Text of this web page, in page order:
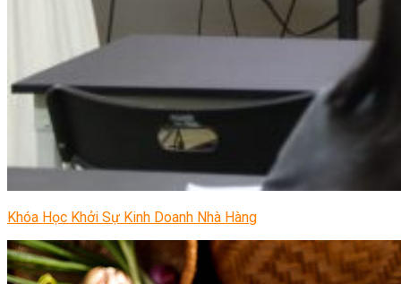
Khóa Học Khởi Sự Kinh Doanh Nhà Hàng